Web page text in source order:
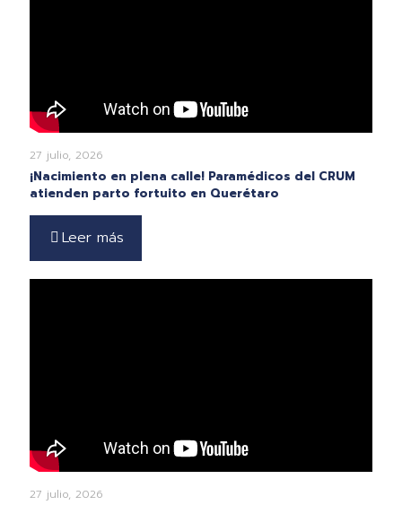
27 julio, 2026
¡Nacimiento en plena calle! Paramédicos del CRUM
atienden parto fortuito en Querétaro
Leer más
27 julio, 2026